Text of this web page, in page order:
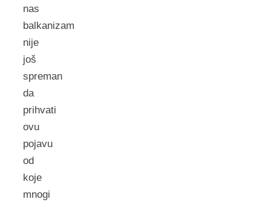
nas
balkanizam
nije
još
spreman
da
prihvati
ovu
pojavu
od
koje
mnogi